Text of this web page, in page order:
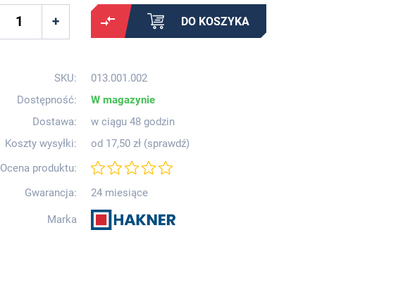
DO KOSZYKA
SKU:
013.001.002
Dostępność:
W magazynie
Dostawa:
w ciągu 48 godzin
Koszty wysyłki:
od 17,50 zł (sprawdź)
Ocena produktu:
Gwarancja:
24 miesiące
Marka